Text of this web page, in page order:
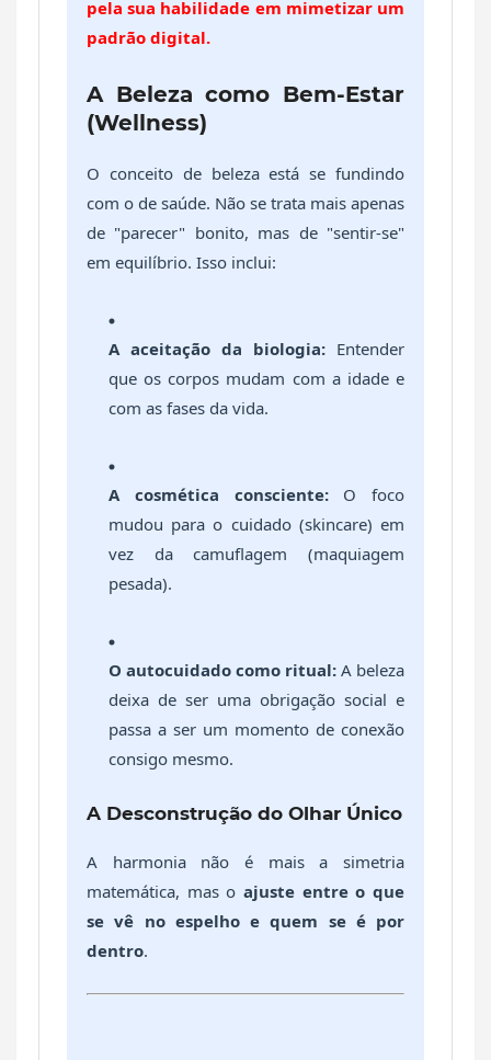
pela sua habilidade em mimetizar um
padrão digital.
A Beleza como Bem-Estar
(Wellness)
O conceito de beleza está se fundindo
com o de saúde. Não se trata mais apenas
de "parecer" bonito, mas de "sentir-se"
em equilíbrio. Isso inclui:
A aceitação da biologia: Entender
que os corpos mudam com a idade e
com as fases da vida.
A cosmética consciente:O foco
mudou para o cuidado (skincare) em
vez da camuflagem (maquiagem
pesada).
O autocuidado como ritual: A beleza
deixa de ser uma obrigação social e
passa a ser um momento de conexão
consigo mesmo.
A Desconstrução do Olhar Único
A harmonia não é mais a simetria
matemática, mas o ajuste entre o que
se vê no espelho e quem se é por
dentro.